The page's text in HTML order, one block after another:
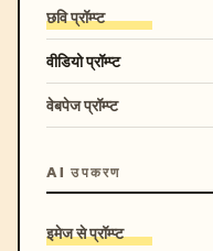
छवि प्रॉम्प्ट
वीडियो प्रॉम्प्ट
वेबपेज प्रॉम्प्ट
AI उपकरण
इमेज से प्रॉम्प्ट